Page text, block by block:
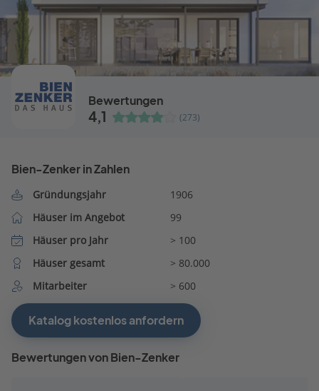
Bewertungen
4,1 (273)
Bien-Zenker in Zahlen
Gründungsjahr
1906
Häuser im Angebot
99
Häuser pro Jahr
> 100
Häuser gesamt
> 80.000
Mitarbeiter
> 600
Katalog kostenlos anfordern
Bewertungen von Bien-Zenker